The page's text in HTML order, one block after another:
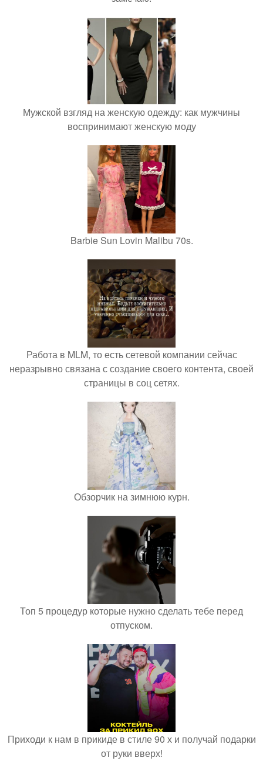
Мужской взгляд на женскую одежду: как мужчины
воспринимают женскую моду
Barbie Sun Lovin Malibu 70s.
Работа в MLM, то есть сетевой компании сейчас
неразрывно связана с создание своего контента, своей
страницы в соц сетях.
Обзорчик на зимнюю курн.
Топ 5 процедур которые нужно сделать тебе перед
отпуском.
Приходи к нам в прикиде в стиле 90 х и получай подарки
от руки вверх!